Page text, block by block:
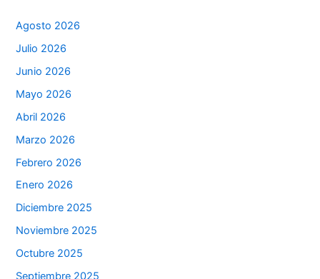
Agosto 2026
Julio 2026
Junio 2026
Mayo 2026
Abril 2026
Marzo 2026
Febrero 2026
Enero 2026
Diciembre 2025
Noviembre 2025
Octubre 2025
Septiembre 2025